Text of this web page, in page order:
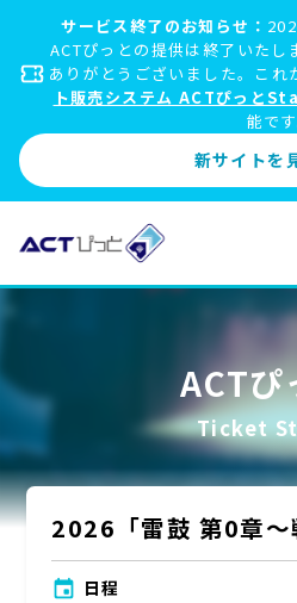
サービス終了のお知らせ：
ACTぴっとの提供は終了いた
ありがとうございました。これ
ト販売システム ACTぴっと
能です
新サイトを
ACTぴ
Ticket
2026「雷鼓 第0章〜
event 日程